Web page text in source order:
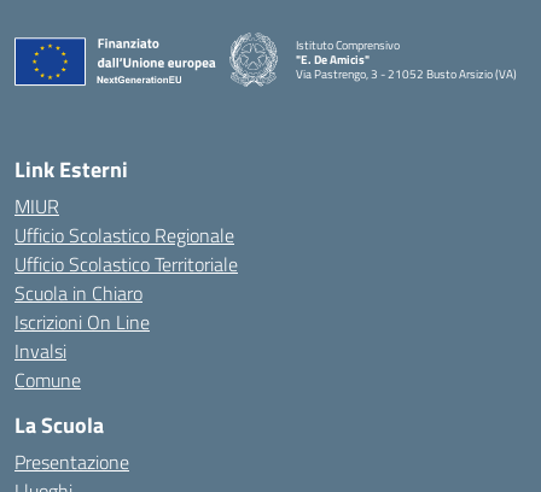
Istituto Comprensivo
"E. De Amicis"
Via Pastrengo, 3 - 21052 Busto Arsizio (VA)
Link Esterni
MIUR
Ufficio Scolastico Regionale
Ufficio Scolastico Territoriale
Scuola in Chiaro
Iscrizioni On Line
Invalsi
Comune
La Scuola
Presentazione